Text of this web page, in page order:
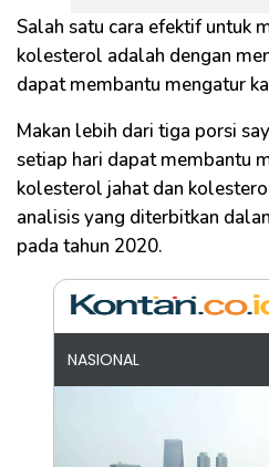
Salah satu cara efektif untuk
kolesterol adalah dengan
dapat membantu mengatur
Makan lebih dari tiga porsi
setiap hari dapat membantu
kolesterol jahat dan
analisis yang diterbitkan
pada tahun 2020.
NASIONAL